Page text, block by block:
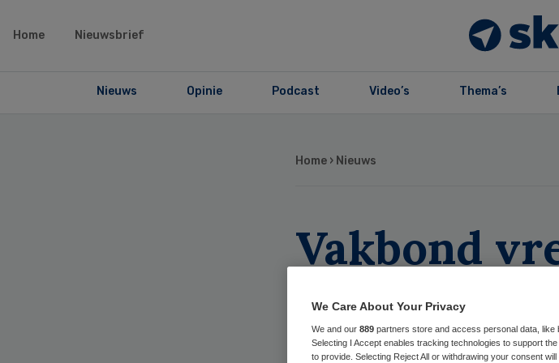
Home Nieuwsbrief
Nieuws Opinie Podcast Video’s Thema’s
Home › Nieuws
Vakbond
statusverlies
We Care About Your Privacy
We and our 889 partners store and access personal data, like
Selecting I Accept enables tracking technologies to support
to provide. Selecting Reject All or withdrawing your consent